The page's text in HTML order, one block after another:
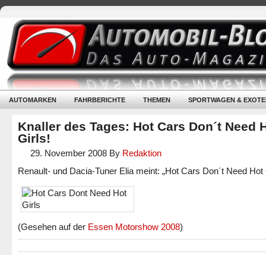
AUTOMARKEN FAHRBERICHTE THEMEN SPORTWAGEN &
Knaller des Tages: Hot Cars Don´t Need
Girls!
29. November 2008 By Redaktion
Renault- und Dacia-Tuner Elia meint: „Hot Cars Don´t Need Hot
(Gesehen auf der Essen Motorshow 2008)